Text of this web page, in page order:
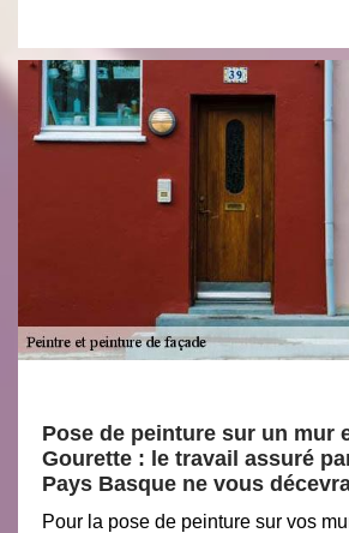
Pose de peinture sur un mur
Gourette : le travail assuré
Pays Basque ne vous
Pour la pose de peinture sur vos